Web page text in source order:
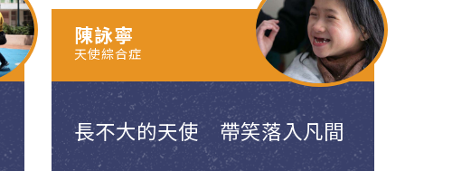
長不大的天使 帶笑落入凡間
陳詠寧
天使綜合症